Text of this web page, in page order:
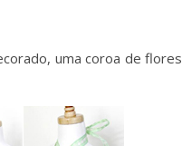
uma coroa de